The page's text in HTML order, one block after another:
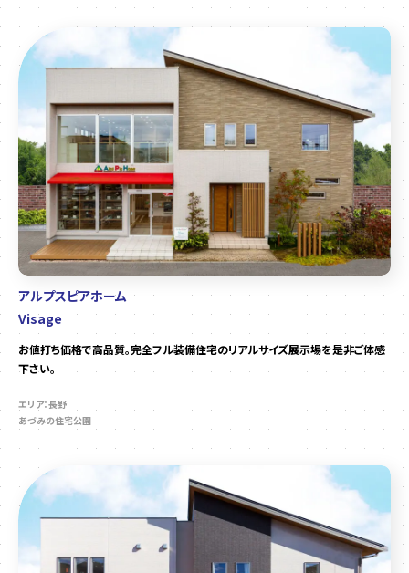
アルプスピアホーム
Visage
お値打ち価格で高品質。完全フル装備住宅のリアルサイズ展示場を是非ご体感
下さい。
エリア：長野
あづみの住宅公園